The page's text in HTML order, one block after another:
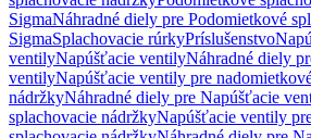
SigmaNáhradné diely pre Podomietkové
SigmaSplachovacie rúrkyPríslušenstvo
ventilyNapúšťacie ventilyNáhradné diely
ventilyNapúšťacie ventily pre
nádržkyNáhradné diely pre Napúšťacie
splachovacie nádržkyNapúšťacie ventily